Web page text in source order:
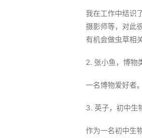
我在工作中结识
摄影师等，对此
有机会做虫草相
2. 张小鱼，博物
一名博物爱好者
3. 英子，初中生
作为一名初中生